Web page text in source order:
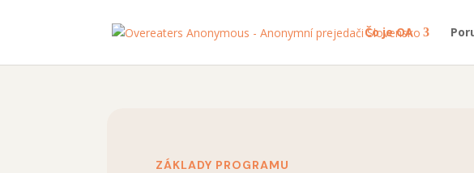
Čo je OA
ZÁKLADY PROGRAMU